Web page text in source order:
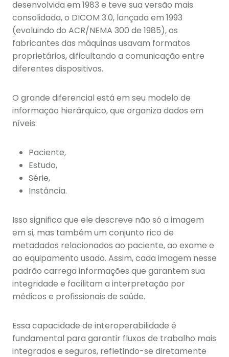
desenvolvida em 1983 e teve sua versão mais
consolidada, o DICOM 3.0, lançada em 1993
(evoluindo do ACR/NEMA 300 de 1985), os
fabricantes das máquinas usavam formatos
proprietários, dificultando a comunicação entre
diferentes dispositivos.
O grande diferencial está em seu modelo de
informação hierárquico, que organiza dados em
níveis:
Paciente,
Estudo,
Série,
Instância.
Isso significa que ele descreve não só a imagem
em si, mas também um conjunto rico de
metadados relacionados ao paciente, ao exame e
ao equipamento usado. Assim, cada imagem nesse
padrão carrega informações que garantem sua
integridade e facilitam a interpretação por
médicos e profissionais de saúde.
Essa capacidade de interoperabilidade é
fundamental para garantir fluxos de trabalho mais
integrados e seguros, refletindo-se diretamente